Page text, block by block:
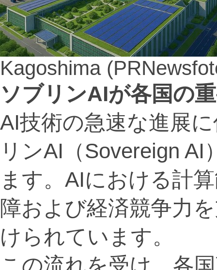
Kagoshima
ソブリンAIが各国の
AI技術の急速な進展
リンAI（Sovereign
ます。AIにおける計
障および経済競争力
けられています。
この流れを受け、各